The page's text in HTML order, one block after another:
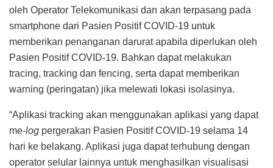
oleh Operator Telekomunikasi dan akan terpasang pada
smartphone dari Pasien Positif COVID-19 untuk
memberikan penanganan darurat apabila diperlukan oleh
Pasien Positif COVID-19. Bahkan dapat melakukan
tracing, tracking dan fencing, serta dapat memberikan
warning (peringatan) jika melewati lokasi isolasinya.
“Aplikasi tracking akan menggunakan aplikasi yang dapat
me-log pergerakan Pasien Positif COVID-19 selama 14
hari ke belakang. Aplikasi juga dapat terhubung dengan
operator selular lainnya untuk menghasilkan visualisasi